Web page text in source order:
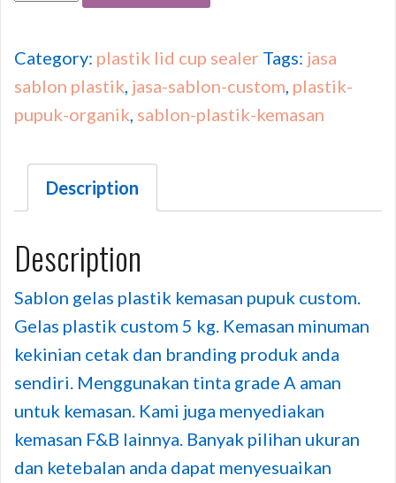
Category: plastik lid cup sealer Tags: jasa
sablon plastik jasa-sablon-custom plastik-
pupuk-organik sablon-plastik-kemasan
Description
Description
Sablon gelas plastik kemasan pupuk custom.
Gelas plastik custom 5 kg. Kemasan minuman
kekinian cetak dan branding produk anda
sendiri. Menggunakan tinta grade A aman
untuk kemasan. Kami juga menyediakan
kemasan F&B lainnya. Banyak pilihan ukuran
dan ketebalan anda dapat menyesuaikan